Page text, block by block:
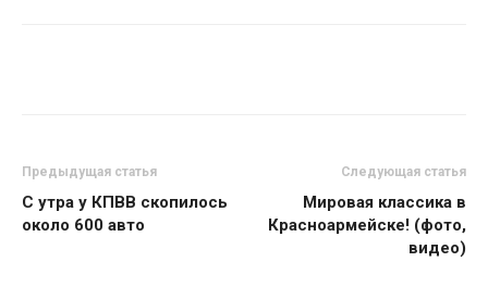
Предыдущая статья
С утра у КПВВ скопилось
около 600 авто
Следующая статья
Мировая классика в
Красноармейске! (фото,
видео)